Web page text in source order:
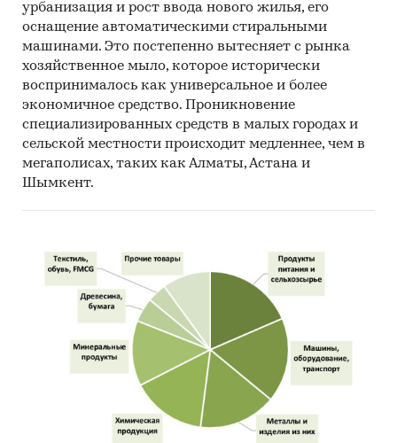
напитками в Казахстане
Опрос экспертов рынка алкогольных
напитков
Категории: Потребительские товары
Алкогольные напитки
Промышленность
Напитки
Алкогольные напитки
СНГ / Казахстан
урбанизация и рост ввода нового жилья, его
оснащение автоматическими стиральными
машинами. Это постепенно вытесняет с рынка
хозяйственное мыло, которое исторически
воспринималось как универсальное и более
экономичное средство. Проникновение
специализированных средств в малых городах и
сельской местности происходит медленнее, чем в
мегаполисах, таких как Алматы, Астана и
Шымкент.